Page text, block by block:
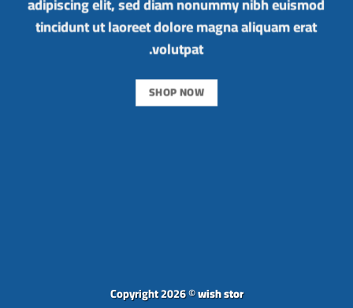
tincidunt ut laoreet dolore magna aliquam erat
volutpat.
SHOP NOW
Copyright 2026 ©wish stor